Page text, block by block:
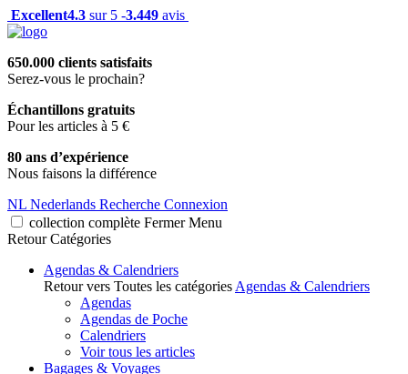
Excellent4.3 sur 5 -3.449 avis
650.000 clients satisfaits
Serez-vous le prochain?
Échantillons gratuits
Pour les articles à 5 €
80 ans d’expérience
Nous faisons la différence
NL Nederlands Recherche Connexion
collection complète Fermer Menu
Retour Catégories
Agendas & Calendriers
Retour vers Toutes les catégories Agendas & Calendriers
Agendas
Agendas de Poche
Calendriers
Voir tous les articles
Bagages & Voyages